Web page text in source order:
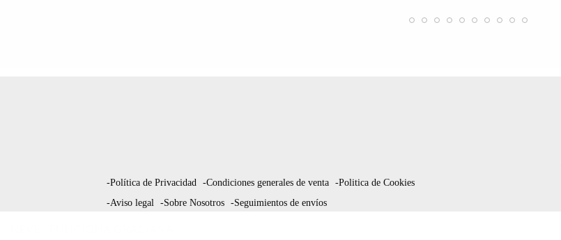
-Política de Privacidad -Condiciones generales de venta -Politica de Cookies
-Aviso legal -Sobre Nosotros -Seguimientos de envíos